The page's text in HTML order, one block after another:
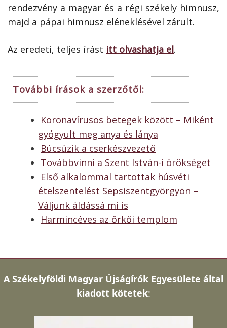
rendezvény a magyar és a régi székely himnusz,
majd a pápai himnusz eléneklésével zárult.
Az eredeti, teljes írást itt olvashatja el.
További írások a szerzőtől:
Koronavírusos betegek között – Miként
gyógyult meg anya és lánya
Búcsúzik a cserkészvezető
Továbbvinni a Szent István-i örökséget
Első alkalommal tartottak húsvéti
ételszentelést Sepsiszentgyörgyön –
Váljunk áldássá mi is
Harmincéves az őrkői templom
A Székelyföldi Magyar Újságírók Egyesülete által
kiadott kötetek: